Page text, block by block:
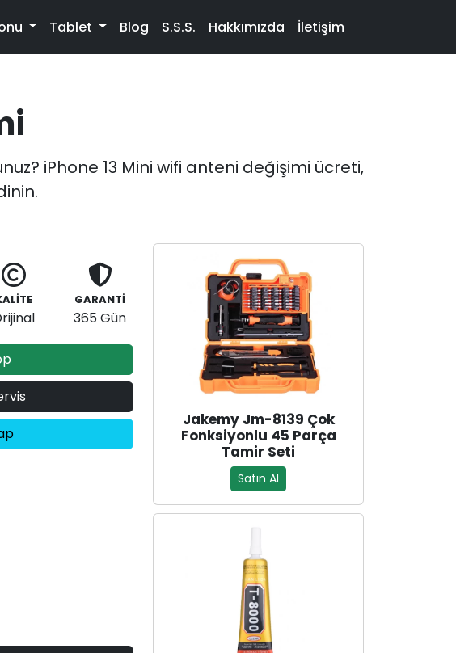
Tablet Blog S.S.S. Hakkımızda İletişim
iPhone 13 Mini wifi anteni değişimi ücreti,
GARANTİ
365 Gün
Jakemy Jm-8139 Çok
Fonksiyonlu 45 Parça
Tamir Seti
Satın Al